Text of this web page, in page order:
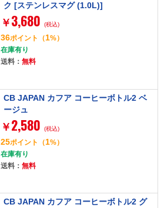
ク [ステンレスマグ (1.0L)]
￥ 3,680 (税込)
36ポイント （1%）
在庫有り
送料： 無料
CB JAPAN カフア コーヒーボトル2 ベ
ージュ
￥ 2,580 (税込)
25ポイント （1%）
在庫有り
送料： 無料
CB JAPAN カフア コーヒーボトル2 グ